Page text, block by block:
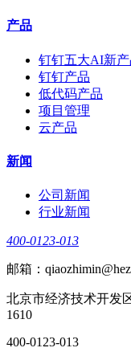
产品
钉钉五大AI新产
钉钉产品
低代码产品
项目管理
云产品
新闻
公司新闻
行业新闻
400-0123-013
邮箱：
北京市经济技术开发
1610
400-0123-013